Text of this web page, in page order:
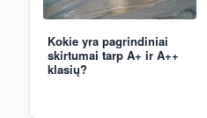
Kokie yra pagrindiniai
skirtumai tarp A+ ir A++
klasių?